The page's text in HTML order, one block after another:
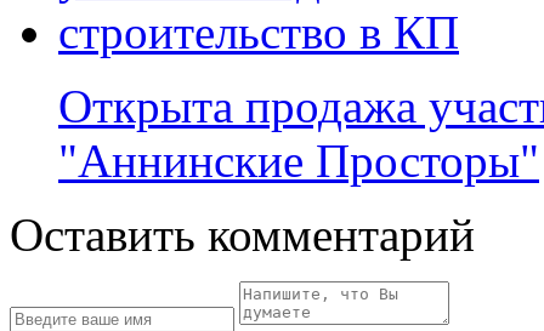
Открыта продажа
"Аннинские Просторы"
Оставить комментарий